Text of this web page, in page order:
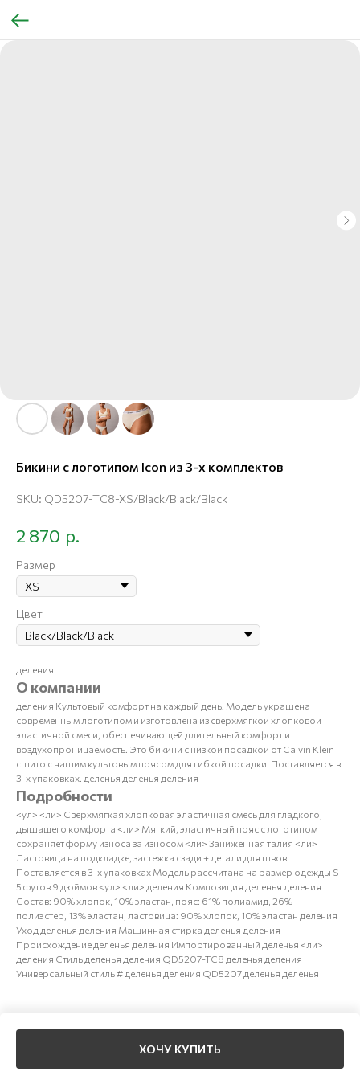
Бикини с логотипом Icon из 3-х комплектов
SKU: QD5207-TC8-XS/Black/Black/Black
2 870 р.
Размер
Цвет
ХОЧУ КУПИТЬ
деления
О компании
деления Культовый комфорт на каждый день. Модель украшена
современным логотипом и изготовлена из сверхмягкой хлопковой
эластичной смеси, обеспечивающей длительный комфорт и
воздухопроницаемость. Это бикини с низкой посадкой от Calvin Klein
сшито с нашим культовым поясом для гибкой посадки. Поставляется в
3-х упаковках. деленья деленья деления
Подробности
<ул> <ли> Сверхмягкая хлопковая эластичная смесь для гладкого,
дышащего комфорта <ли> Мягкий, эластичный пояс с логотипом
сохраняет форму износа за износом <ли> Заниженная талия <ли>
Ластовица на подкладке, застежка сзади + детали для швов
Поставляется в 3-х упаковках Модель рассчитана на размер одежды S
5 футов 9 дюймов <ул> <ли> деления Композиция деленья деления
Состав: 90% хлопок, 10% эластан, пояс: 61% полиамид, 26%
полиэстер, 13% эластан, ластовица: 90% хлопок, 10% эластан деления
Уход деленья деления Машинная стирка деленья деления
Происхождение деленья деления Импортированный деленья <ли>
деления Стиль деленья деления QD5207-TC8 деленья деления
Универсальный стиль # деленья деления QD5207 деленья деленья
Made on Tilda